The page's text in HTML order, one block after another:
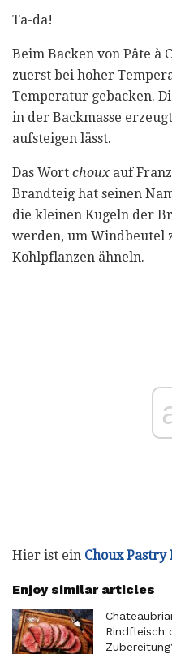
Ta-da!
Beim Backen von Pâte
zuerst bei hoher
Temperatur gebacken.
in der Backmasse
aufsteigen lässt.
Das Wort choux auf
Brandteig hat seinen
die kleinen Kugeln der
werden, um Windbeutel
Kohlpflanzen ähneln.
Hier ist ein Choux Pastry
Enjoy similar articles
Rindfleisch